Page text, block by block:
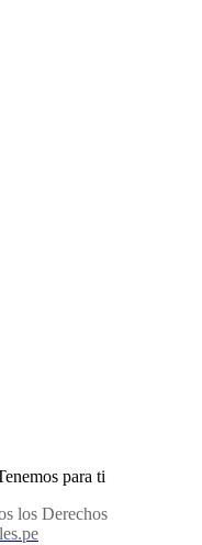
para ti
los Derechos